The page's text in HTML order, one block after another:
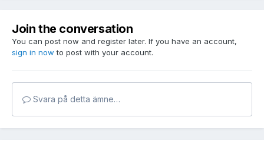
Join the conversation
You can post now and register later. If you have an account,
sign in now to post with your account.
Svara på detta ämne…